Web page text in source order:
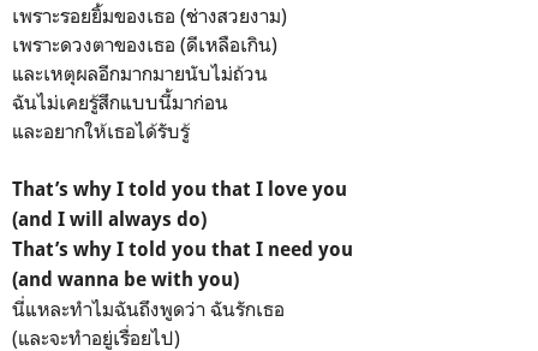
เพราะรอยยิ้มของเธอ (ช่างสวยงาม)
เพราะดวงตาของเธอ (ดีเหลือเกิน)
และเหตุผลอีกมากมายนับไม่ถ้วน
ฉันไม่เคยรู้สึกแบบนี้มาก่อน
และอยากให้เธอได้รับรู้
That’s why I told you that I love you
(and I will always do)
That’s why I told you that I need you
(and wanna be with you)
นี่แหละทำไมฉันถึงพูดว่า ฉันรักเธอ
(และจะทำอยู่เรื่อยไป)